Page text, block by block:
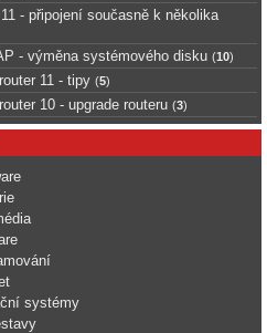
- připojení současně k několika
- výměna systémového disku (10)
11 - tipy (5)
10 - upgrade routeru (3)
systémy